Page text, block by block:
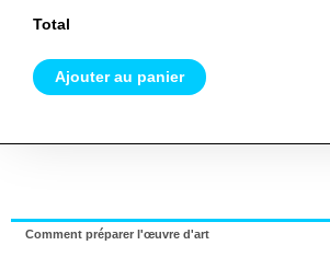
Total
Ajouter au panier
Comment préparer l'œuvre d'art